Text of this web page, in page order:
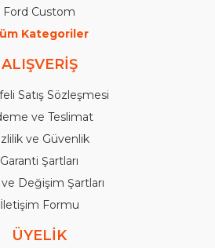
Ford Custom
Kategoriler
ALIŞVERİŞ
Satış Sözleşmesi
ve Teslimat
ve Güvenlik
Garanti Şartları
Değişim Şartları
İletişim Formu
ÜYELİK